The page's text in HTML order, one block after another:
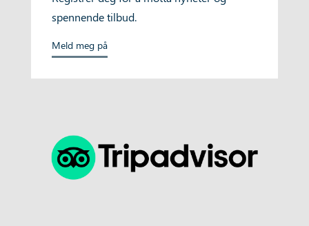
spennende tilbud.
Meld meg på